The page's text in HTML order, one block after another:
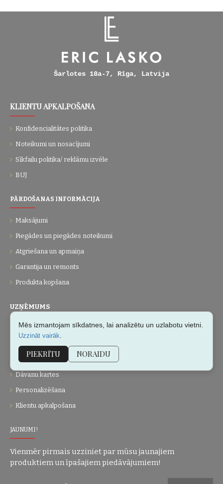
Šarlotes 18a-7, Rīga, Latvija
KLIENTU APKALPOŠANA
Konfidencialitātes politika
Noteikumi un nosacījumi
Sīkfailu politika/ reklāmu izvēle
BUJ
PĀRDOŠANAS INFORMĀCIJA
Maksājumi
Piegādes un piegādes noteikumi
Atgriešana un apmaiņa
Garantija un remonts
Produkta kopšana
UZŅĒMUMS
Par mums
Vietnes karte
Dāvanu kartes
Personalizēšana
Klientu apkalpošana
JAUNUMI!
Vienmēr pirmais uzziniet par mūsu jaunajiem
produktiem un īpašajiem piedāvājumiem!
Mēs izmantojam sīkdatnes, lai analizētu un uzlabotu vietni.
Uzzināt vairāk
PIEKRĪTU NORAIDU